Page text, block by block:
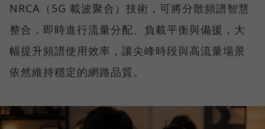
NRCA（5G 載波聚合）技術，可將分散頻譜智慧
整合，即時進行流量分配、負載平衡與備援，大
幅提升頻譜使用效率，讓尖峰時段與高流量場景
依然維持穩定的網路品質。